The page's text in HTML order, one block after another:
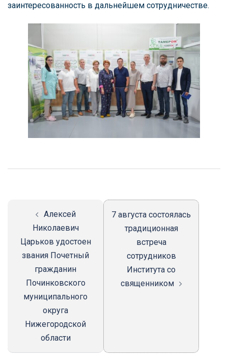
заинтересованность в дальнейшем сотрудничестве.
Навигация
Алексей
Николаевич
Царьков удостоен
звания Почетный
гражданин
Починковского
муниципального
округа
Нижегородской
области
7 августа состоялась
традиционная
встреча
сотрудников
Института со
священником